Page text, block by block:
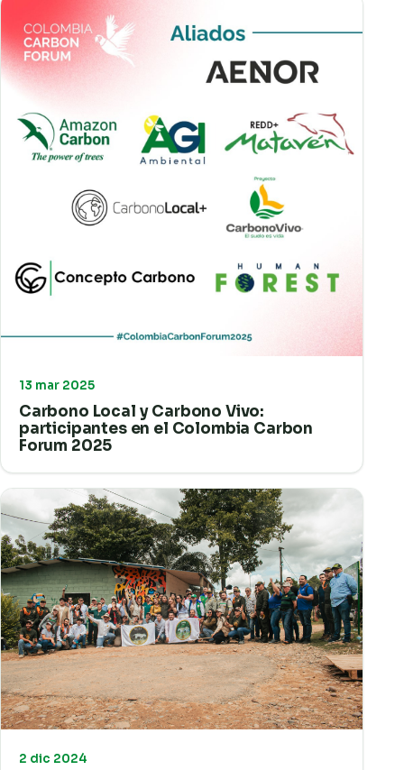
13 mar 2025
Carbono Local y Carbono Vivo:
participantes en el Colombia Carbon
Forum 2025
2 dic 2024